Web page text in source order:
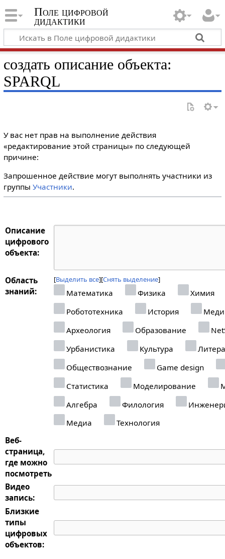
Поле цифровой
дидактики
создать описание объекта:
SPARQL
У вас нет прав на выполнение действия
«редактирование этой страницы» по следующей
причине:
Запрошенное действие могут выполнять участники из
группы Участники.
Описание
цифрового
объекта:
Область
знаний:
Выделить все Снять выделение
Математика Физика
Химия
Робототехника
История
Археология
Образование
Урбанистика
Культура
Обществознание
Game design
Статистика
Моделирование
Алгебра
Филология
Медиа
Технология
Веб-
страница,
где можно
посмотреть
Видео
запись:
Близкие
типы
цифровых
объектов: